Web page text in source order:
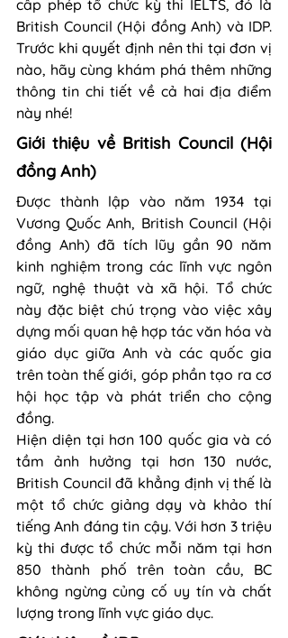
cấp phép tổ chức kỳ thi IELTS, đó là
British Council (Hội đồng Anh) và IDP.
Trước khi quyết định nên thi tại đơn vị
nào, hãy cùng khám phá thêm những
thông tin chi tiết về cả hai địa điểm
này nhé!
Giới thiệu về British Council (Hội
đồng Anh)
Được thành lập vào năm 1934 tại
Vương Quốc Anh, British Council (Hội
đồng Anh) đã tích lũy gần 90 năm
kinh nghiệm trong các lĩnh vực ngôn
ngữ, nghệ thuật và xã hội. Tổ chức
này đặc biệt chú trọng vào việc xây
dựng mối quan hệ hợp tác văn hóa và
giáo dục giữa Anh và các quốc gia
trên toàn thế giới, góp phần tạo ra cơ
hội học tập và phát triển cho cộng
đồng.
Hiện diện tại hơn 100 quốc gia và có
tầm ảnh hưởng tại hơn 130 nước,
British Council đã khẳng định vị thế là
một tổ chức giảng dạy và khảo thí
tiếng Anh đáng tin cậy. Với hơn 3 triệu
kỳ thi được tổ chức mỗi năm tại hơn
850 thành phố trên toàn cầu, BC
không ngừng củng cố uy tín và chất
lượng trong lĩnh vực giáo dục.